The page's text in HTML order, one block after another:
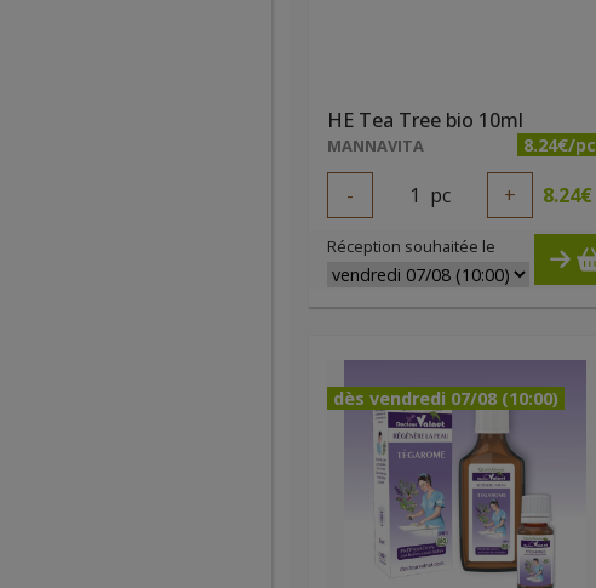
HE Tea Tree bio 10ml
MANNAVITA 8.24€/pc
- 1 pc + 8.24€
Réception souhaitée le
dès vendredi 07/08 (10:00)